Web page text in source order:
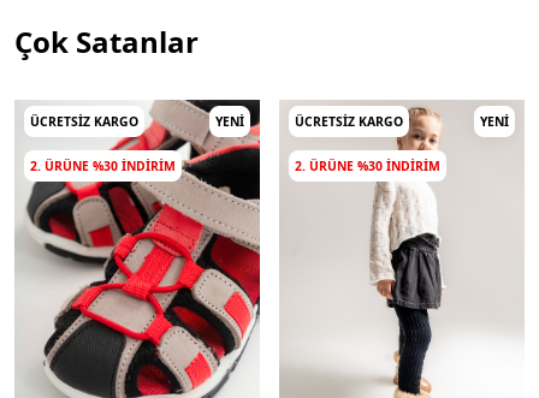
Çok Satanlar
ÜCRETSIZ KARGO YENI
2. ÜRÜNE %30 INDIRIM
ÜCRETSIZ KARGO YENI
2. ÜRÜNE %30 INDIRIM